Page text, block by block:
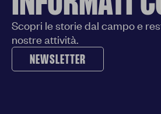
Scopri le storie dal campo e
nostre attività.
NEWSLETTER